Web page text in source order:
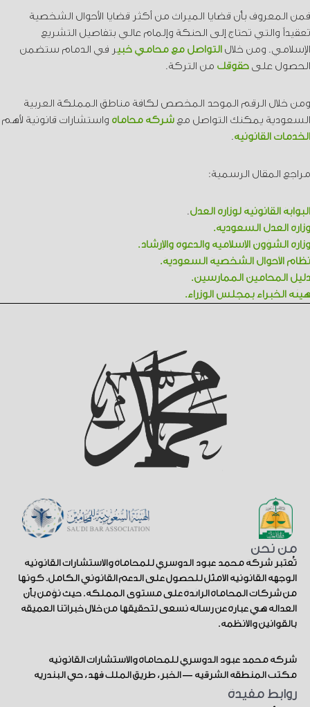
فمن المعروف بأن قضايا الميراث من أكثر قضايا الأحوال الشخصية
تعقيداً والتي تحتاج إلى الحنكة وإلمام عالي بتفاصيل التشريع
الإسلامي. ومن خلال التواصل مع محامي خبير في الدمام ستضمن
الحصول علىحقوقك من التركة.
ومن خلال الرقم الموحد المخصص لكافة مناطق المملكة العربية
السعودية يمكنك التواصل معشركة محاماة واستشارات قانونية لأهم
الخدمات القانونية.
مراجع المقال الرسمية:
البوابة القانونية لوزارة العدل.
وزارة العدل السعودية.
وزارة الشؤون الإسلامية والدعوة والإرشاد.
نظام الأحوال الشخصية السعودية.
دليل المحامين الممارسين.
هيئة الخبراء بمجلس الوزراء.
من نحن
تُعتبر شركة محمد عبود الدوسري للمحاماة والاستشارات القانونية
الوجهة القانونية الأمثل للحصول على الدعم القانوني الكامل. كونها
من شركات المحاماة الرائدة على مستوى المملكة. حيث نؤمن بأن
العدالة هي عبارة عن رسالة نسعى لتحقيقها من خلال خبراتنا العميقة
بالقوانين والأنظمة.
شركة محمد عبود الدوسري للمحاماة والاستشارات القانونية
مكتب المنطقة الشرقية — الخبر، طريق الملك فهد، حي البندرية
روابط مفيدة